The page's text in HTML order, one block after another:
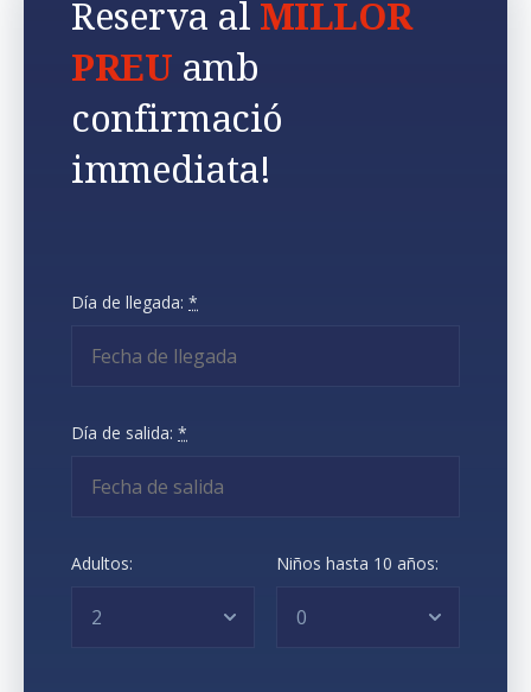
Reserva al MILLOR
PREU amb
confirmació
immediata!
Día de llegada: *
Día de salida: *
Adultos: Niños hasta 10 años: